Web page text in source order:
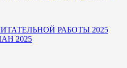
РАБОТЫ 2025
2025